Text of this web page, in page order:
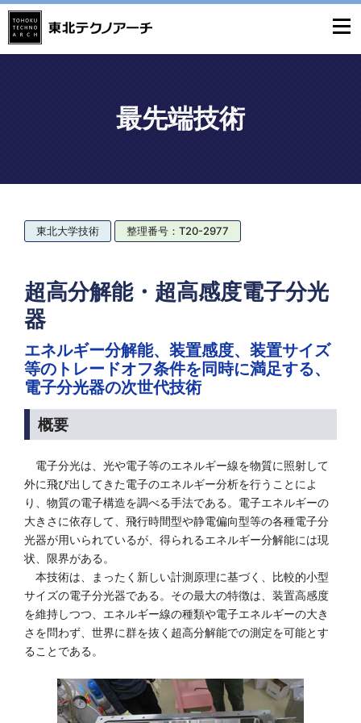
最先端技術
東北大学技術 整理番号：T20-2977
超高分解能・超高感度電子分光
器
エネルギー分解能、装置感度、装置サイズ
等のトレードオフ条件を同時に満足する、
電子分光器の次世代技術
概要
電子分光は、光や電子等のエネルギー線を物質に照射して
外に飛び出してきた電子のエネルギー分析を行うことによ
り、物質の電子構造を調べる手法である。電子エネルギーの
大きさに依存して、飛行時間型や静電偏向型等の各種電子分
光器が用いられているが、得られるエネルギー分解能には現
状、限界がある。
本技術は、まったく新しい計測原理に基づく、比較的小型
サイズの電子分光器である。その最大の特徴は、装置高感度
を維持しつつ、エネルギー線の種類や電子エネルギーの大き
さを問わず、世界に群を抜く超高分解能での測定を可能とす
ることである。